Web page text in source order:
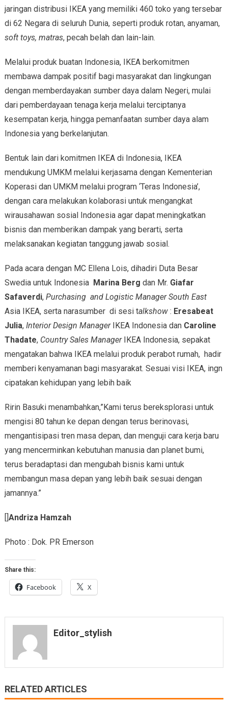
jaringan distribusi IKEA yang memiliki 460 toko yang tersebar
di 62 Negara di seluruh Dunia, seperti produk rotan, anyaman,
soft toys, matras, pecah belah dan lain-lain.
Melalui produk buatan Indonesia, IKEA berkomitmen
membawa dampak positif bagi masyarakat dan lingkungan
dengan memberdayakan sumber daya dalam Negeri, mulai
dari pemberdayaan tenaga kerja melalui terciptanya
kesempatan kerja, hingga pemanfaatan sumber daya alam
Indonesia yang berkelanjutan.
Bentuk lain dari komitmen IKEA di Indonesia, IKEA
mendukung UMKM melalui kerjasama dengan Kementerian
Koperasi dan UMKM melalui program ‘Teras Indonesia’,
dengan cara melakukan kolaborasi untuk mengangkat
wirausahawan sosial Indonesia agar dapat meningkatkan
bisnis dan memberikan dampak yang berarti, serta
melaksanakan kegiatan tanggung jawab sosial.
Pada acara dengan MC Ellena Lois, dihadiri Duta Besar
Swedia untuk Indonesia Marina Berg dan Mr. Giafar
Safaverdi, Purchasing and Logistic Manager South East
Asia IKEA, serta narasumber di sesi talkshow : Eresabeat
Julia, Interior Design Manager IKEA Indonesia dan Caroline
Thadate, Country Sales ManagerIKEA Indonesia, sepakat
mengatakan bahwa IKEA melalui produk perabot rumah, hadir
memberi kenyamanan bagi masyarakat. Sesuai visi IKEA, ingn
cipatakan kehidupan yang lebih baik
Ririn Basuki menambahkan,”Kami terus bereksplorasi untuk
mengisi 80 tahun ke depan dengan terus berinovasi,
mengantisipasi tren masa depan, dan menguji cara kerja baru
yang mencerminkan kebutuhan manusia dan planet bumi,
terus beradaptasi dan mengubah bisnis kami untuk
membangun masa depan yang lebih baik sesuai dengan
jamannya.”
[]Andriza Hamzah
Photo : Dok. PR Emerson
Share this:
Facebook X
Editor_stylish
RELATED ARTICLES